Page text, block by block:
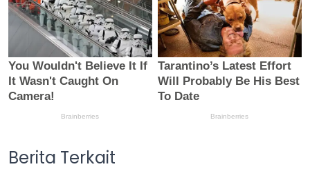
Berita Terkait